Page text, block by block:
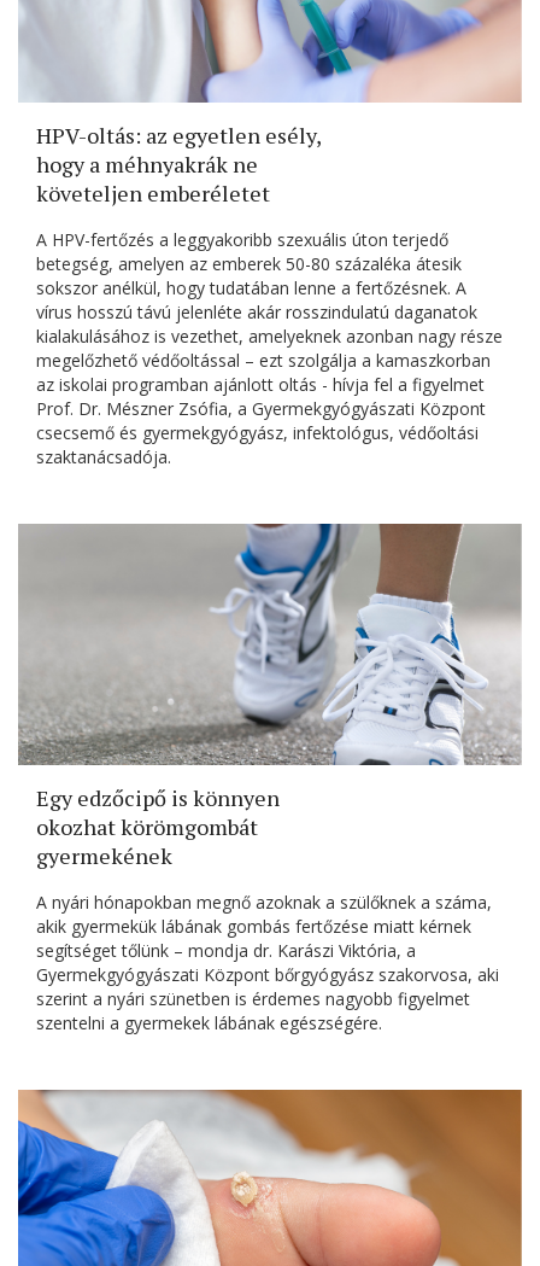
HPV-oltás: az egyetlen esély,
hogy a méhnyakrák ne
követeljen emberéletet
A HPV-fertőzés a leggyakoribb szexuális úton terjedő
betegség, amelyen az emberek 50-80 százaléka átesik
sokszor anélkül, hogy tudatában lenne a fertőzésnek. A
vírus hosszú távú jelenléte akár rosszindulatú daganatok
kialakulásához is vezethet, amelyeknek azonban nagy része
megelőzhető védőoltással – ezt szolgálja a kamaszkorban
az iskolai programban ajánlott oltás - hívja fel a figyelmet
Prof. Dr. Mészner Zsófia, a Gyermekgyógyászati Központ
csecsemő és gyermekgyógyász, infektológus, védőoltási
szaktanácsadója.
Egy edzőcipő is könnyen
okozhat körömgombát
gyermekének
A nyári hónapokban megnő azoknak a szülőknek a száma,
akik gyermekük lábának gombás fertőzése miatt kérnek
segítséget tőlünk – mondja dr. Karászi Viktória, a
Gyermekgyógyászati Központ bőrgyógyász szakorvosa, aki
szerint a nyári szünetben is érdemes nagyobb figyelmet
szentelni a gyermekek lábának egészségére.